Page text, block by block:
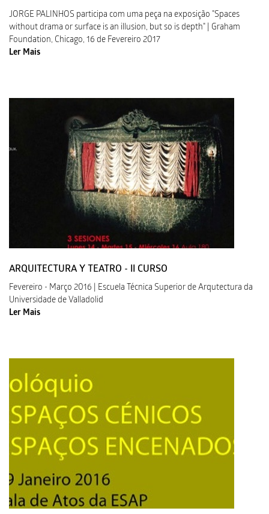
JORGE PALINHOS participa com uma peça na exposição "Spaces
without drama or surface is an illusion, but so is depth" | Graham
Foundation, Chicago, 16 de Fevereiro 2017
Ler Mais
ARQUITECTURA Y TEATRO - II CURSO
Fevereiro - Março 2016 | Escuela Técnica Superior de Arqutectura da
Universidade de Valladolid
Ler Mais